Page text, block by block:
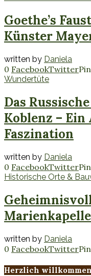
Goethe’s
Künster
written by Daniela
0 FacebookTwitter
Wundertüte
Das
Koblenz –
Faszination
written by Daniela
0 FacebookTwitter
Historische Orte &
written by Daniela
0 FacebookTwitter
Herzlich